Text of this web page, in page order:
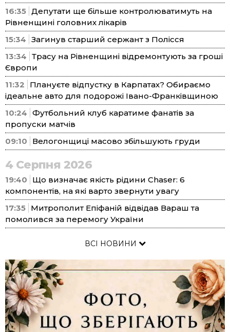
16:35 Депутати ще більше контролюватимуть на
Рівненщині головних лікарів
15:34 Загинув старший сержант з Полісся
13:34 Трасу на Рівненщині відремонтують за гроші
Європи
11:32
Плануєте відпустку в Карпатах? Обираємо
ідеальне авто для подорожі Івано-Франківщиною
10:24 Футбольний клуб каратиме фанатів за
пропуски матчів
09:10
Велогонщиці масово збільшують груди
4 Серпня 2026
19:40
Що визначає якість рідини Chaser: 6
компонентів, на які варто звернути увагу
17:35 Митрополит Епіфаній відвідав Вараш та
помолився за перемогу України
ВСІ НОВИНИ